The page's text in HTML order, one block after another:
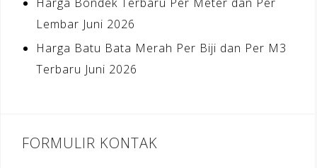
Lembar Juni 2026
Harga Batu Bata Merah Per Biji dan Per M3
Terbaru Juni 2026
FORMULIR KONTAK